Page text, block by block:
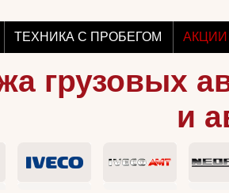
ТЕХНИКА С ПРОБЕГОМ АКЦИИ
грузовых
и